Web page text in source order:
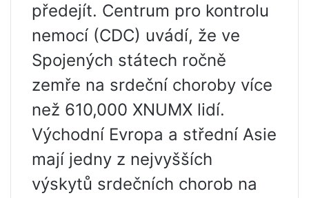
předejít. Centrum pro kontrolu
nemocí (CDC) uvádí, že ve
Spojených státech ročně
zemře na srdeční choroby více
než 610,000 XNUMX lidí.
Východní Evropa a střední Asie
mají jedny z nejvyšších
výskytů srdečních chorob na